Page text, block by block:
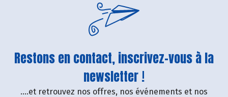
Restons en contact, inscrivez-vous à la
newsletter !
....et retrouvez nos offres, nos événements et nos